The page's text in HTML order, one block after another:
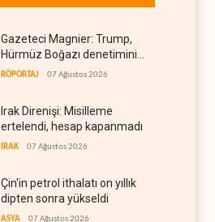
Gazeteci Magnier: Trump,
Hürmüz Boğazı denetimini
doğrudan İran ve Umman'a
RÖPORTAJ 07 Ağustos 2026
Irak Direnişi: Misilleme
ertelendi, hesap kapanmadı
IRAK 07 Ağustos 2026
Çin'in petrol ithalatı on yıllık
dipten sonra yükseldi
ASYA 07 Ağustos 2026